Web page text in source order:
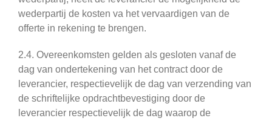
wederpartij de kosten va het vervaardigen van de
offerte in rekening te brengen.
2.4. Overeenkomsten gelden als gesloten vanaf de
dag van ondertekening van het contract door de
leverancier, respectievelijk de dag van verzending van
de schriftelijke opdrachtbevestiging door de
leverancier respectievelijk de dag waarop de